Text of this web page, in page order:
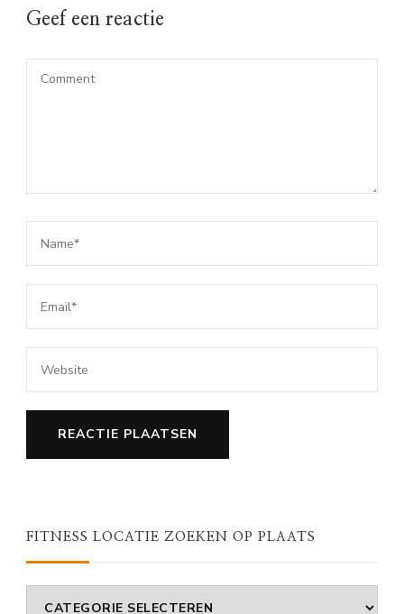
Geef een reactie
FITNESS LOCATIE ZOEKEN OP PLAATS
Fitness